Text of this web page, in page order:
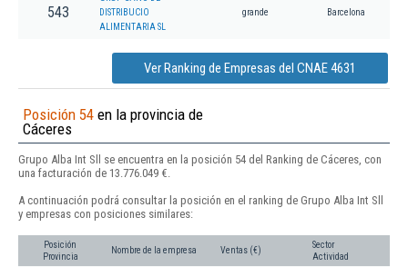
543
DISTRIBUCIO
ALIMENTARIA SL
grande Barcelona
Ver Ranking de Empresas del CNAE 4631
Posición 54 en la provincia de
Cáceres
Grupo Alba Int Sll se encuentra en la posición 54 del Ranking de Cáceres, con
una facturación de 13.776.049 €.
A continuación podrá consultar la posición en el ranking de Grupo Alba Int Sll
y empresas con posiciones similares:
Posición
Provincia
Nombre de la empresa Ventas (€)
Sector
Actividad